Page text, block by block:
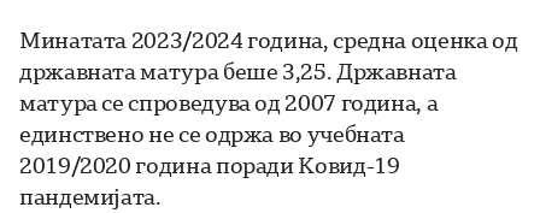
Минатата 2023/2024 година, средна оценка од
државната матура беше 3,25. Државната
матура се спроведува од 2007 година, а
единствено не се одржа во учебната
2019/2020 година поради Ковид-19
пандемијата.